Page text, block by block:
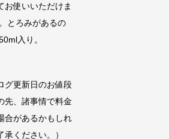
お使いいただけま
とろみがあるの
入り。
グ更新日のお値段
先、諸事情で料金
合があるかもしれ
ください。）